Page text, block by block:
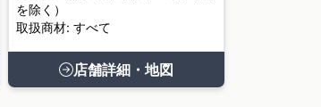
を除く）
取扱商材: すべて
店舗詳細・地図